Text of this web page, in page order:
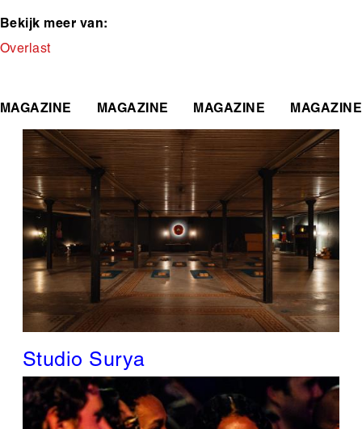
Bekijk meer van:
Makers
Overlast
MAGAZINE MAGAZINE MAGAZINE MAGAZINE
Studio Surya